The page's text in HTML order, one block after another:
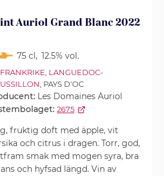
Auriol Grand Blanc 2022
75 cl, 12.5% vol.
FRANKRIKE LANGUEDOC-
, PAYS D'OC
Les Domaines Auriol
2675
fruktig doft med äpple, vit
och citrus i dragen. Torr, god,
smak med mogen syra, bra
och hyfsad längd. Vin av